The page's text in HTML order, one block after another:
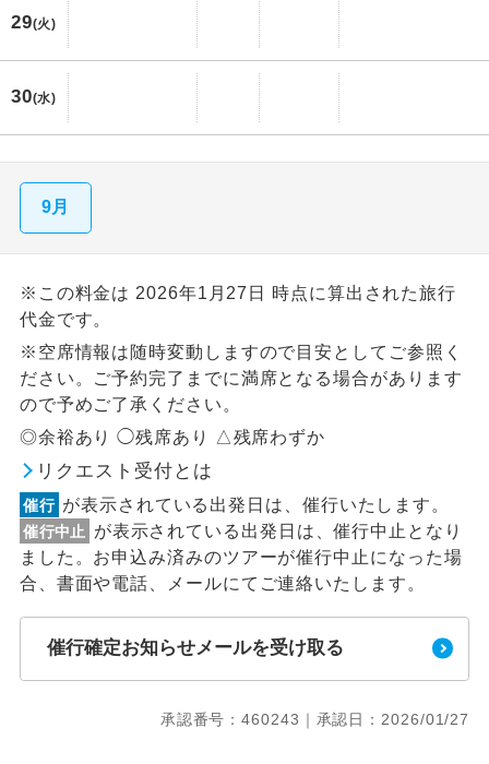
29(火)
30(水)
9月
※この料金は 2026年1月27日 時点に算出された旅行
代金です。
※空席情報は随時変動しますので目安としてご参照く
ださい。ご予約完了までに満席となる場合があります
ので予めご了承ください。
◎余裕あり ◯残席あり △残席わずか
リクエスト受付とは
催行 が表示されている出発日は、催行いたします。
催行中止
が表示されている出発日は、催行中止となり
ました。お申込み済みのツアーが催行中止になった場
合、書面や電話、メールにてご連絡いたします。
催行確定お知らせメールを受け取る
承認番号：460243｜承認日：2026/01/27